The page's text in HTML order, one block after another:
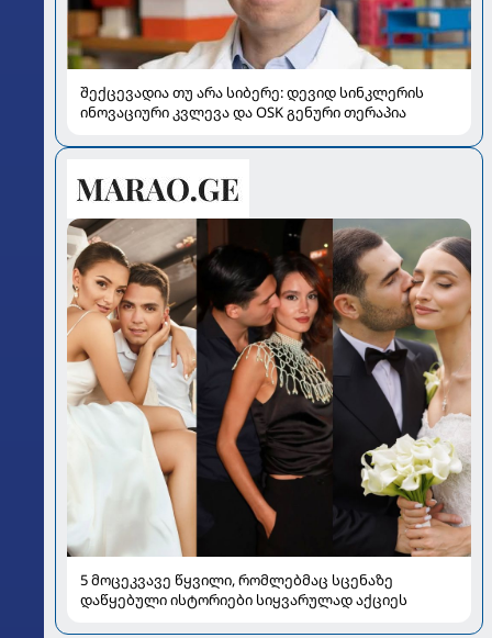
შექცევადია თუ არა სიბერე: დევიდ სინკლერის
ინოვაციური კვლევა და OSK გენური თერაპია
5 მოცეკვავე წყვილი, რომლებმაც სცენაზე
დაწყებული ისტორიები სიყვარულად აქციეს